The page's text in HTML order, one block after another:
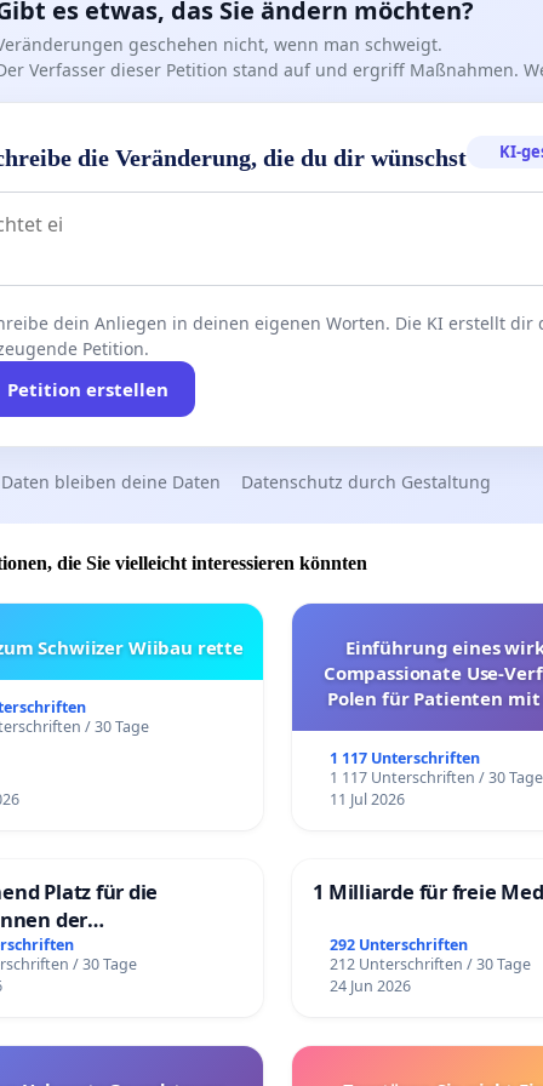
werden sie schaffen!
positive Maßnahmen, vage Antworten werden nicht
in der Städte Region Aachen aufmerksam zu machen
sofortige Aktion zur Lösung des Problems zu
Migranten*innen aller Nationalitäten
Sie sich der Stimme von Tausenden wie Ihnen an, die
haben, ein großartiges Leben in Deutschland
und sich hier niederzulassen, nun aber vor Hürden
um rechtmäßig deutsche Staatsbürger*innen zu werden.
Bemerkungen / Verwaltungsgerichtsordnung (VwGO)
aus dem Gesetz ergibt, wonach innerhalb von
über einen Antrag entschieden worden sein muss,
besonderen Umstände vorliegen (§ 75 VwGO).
https://www.gesetze-im-internet.de/vwgo/__75.html
Grüßen
Studierende und Berufstätige der StädteRegion
es etwas, das Sie ändern möchten?
geschehen nicht, wenn man schweigt.
Verfasser dieser Petition stand auf und ergriff Maßnahmen.
die Veränderung, die du dir wünschst KI-
dein Anliegen in deinen eigenen Worten. Die KI erstellt dir
Petition.
Petition erstellen
bleiben deine Daten Datenschutz durch Gestaltung
die Sie vielleicht interessieren könnten
Schwiizer Wiibau rette
/ 30 Tage
Einführung eines
Compassionate Use-
Polen für Patienten
1 117 Unterschriften
1 117 Unterschriften / 30 Tage
11 Jul 2026
Platz für die
der
/ 30 Tage
1 Milliarde für freie
292 Unterschriften
212 Unterschriften / 30 Tage
24 Jun 2026